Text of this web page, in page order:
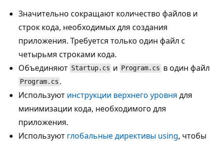
Значительно сокращают количество файлов и
строк кода, необходимых для создания
приложения. Требуется только один файл с
четырьмя строками кода.
Объединяют Startup.cs и Program.cs в один файл
Program.cs .
Используют инструкции верхнего уровня для
минимизации кода, необходимого для
приложения.
Используют глобальные директивы using, чтобы